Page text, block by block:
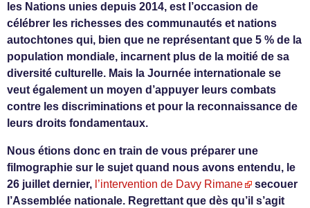
les Nations unies depuis 2014, est l’occasion de
célébrer les richesses des communautés et nations
autochtones qui, bien que ne représentant que 5 % de la
population mondiale, incarnent plus de la moitié de sa
diversité culturelle. Mais la Journée internationale se
veut également un moyen d’appuyer leurs combats
contre les discriminations et pour la reconnaissance de
leurs droits fondamentaux.
Nous étions donc en train de vous préparer une
filmographie sur le sujet quand nous avons entendu, le
26 juillet dernier, l’intervention de Davy Rimane
secouer
l’Assemblée nationale. Regrettant que dès qu’il s’agit